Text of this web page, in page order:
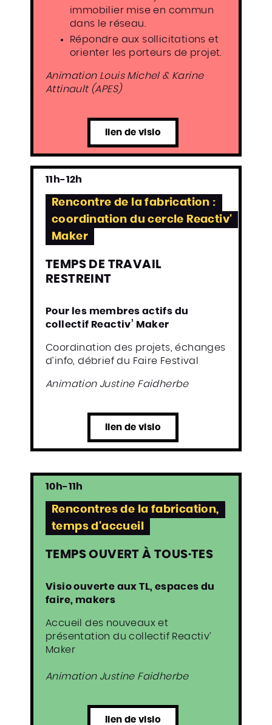
immobilier mise en commun
dans le réseau.
Répondre aux sollicitations et
orienter les porteurs de projet.
Animation Louis Michel & Karine
Attinault (APES)
lien de visio
11h-12h
Rencontre de la fabrication :
coordination du cercle Reactiv'
Maker
TEMPS DE TRAVAIL
RESTREINT
Pour les membres actifs du
collectif Reactiv’ Maker
Coordination des projets, échanges
d’info, débrief du Faire Festival
Animation Justine Faidherbe
lien de visio
10h-11h
Rencontres de la fabrication,
temps d'accueil
TEMPS OUVERT À TOUS·TES
Visio ouverte aux TL, espaces du
faire, makers
Accueil des nouveaux et
présentation du collectif Reactiv’
Maker
Animation Justine Faidherbe
lien de visio